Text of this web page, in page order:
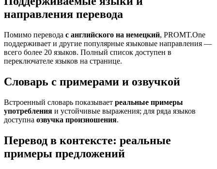
направления перевода
Помимо перевода с английского на немецкий, PROMT.One
поддерживает и другие популярные языковые направления —
всего более 20 языков. Полный список доступен в
переключателе языков на странице.
Словарь с примерами и озвучкой
Встроенный словарь показывает реальные примеры
употребления и устойчивые выражения; для ряда языков
доступна озвучка произношения.
Перевод в контексте: реальные
примеры предложений